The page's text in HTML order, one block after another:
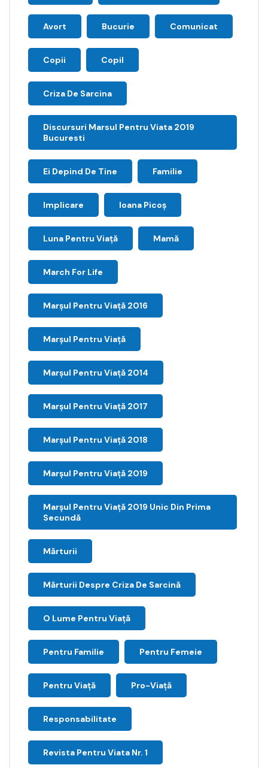
Avort Bucurie Comunicat
Copii Copil
Criza De Sarcina
Discursuri Marsul Pentru Viata 2019
Bucuresti
Ei Depind De Tine Familie
Implicare Ioana Picoş
Luna Pentru Viață Mamă
March For Life
Marşul Pentru Viaţă 2016
Marșul Pentru Viață
Marșul Pentru Viață 2014
Marșul Pentru Viață 2017
Marșul Pentru Viață 2018
Marșul Pentru Viață 2019
Marșul Pentru Viață 2019 Unic Din Prima
Secundă
Mărturii
Mărturii Despre Criza De Sarcină
O Lume Pentru Viață
Pentru Familie Pentru Femeie
Pentru Viață Pro-Viață
Responsabilitate
Revista Pentru Viata Nr. 1